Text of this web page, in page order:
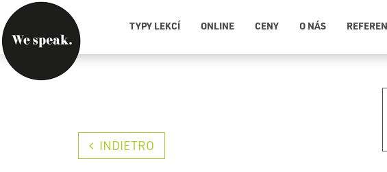
TYPY LEKCÍ ONLINE CENY O NÁS
INDIETRO